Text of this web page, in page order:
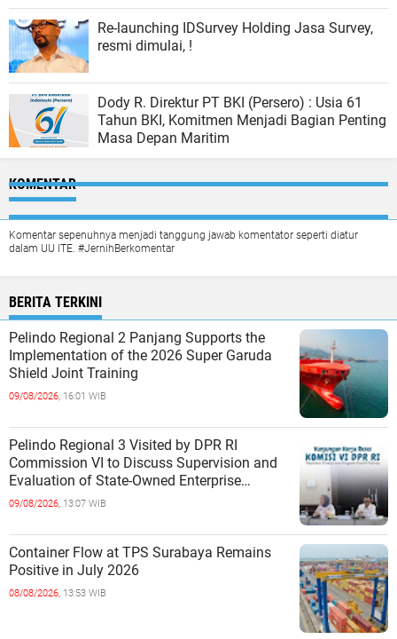
Re-launching IDSurvey Holding Jasa Survey,
resmi dimulai, !
Dody R. Direktur PT BKI (Persero) : Usia 61
Tahun BKI, Komitmen Menjadi Bagian Penting
Masa Depan Maritim
KOMENTAR
Komentar sepenuhnya menjadi tanggung jawab komentator seperti diatur
dalam UU ITE. #JernihBerkomentar
BERITA TERKINI
Pelindo Regional 2 Panjang Supports the
Implementation of the 2026 Super Garuda
Shield Joint Training
09/08/2026, 16:01 WIB
Pelindo Regional 3 Visited by DPR RI
Commission VI to Discuss Supervision and
Evaluation of State-Owned Enterprise
Performance
09/08/2026, 13:07 WIB
Container Flow at TPS Surabaya Remains
Positive in July 2026
08/08/2026, 13:53 WIB